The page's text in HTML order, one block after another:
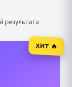
результата
ХИТ 🔥